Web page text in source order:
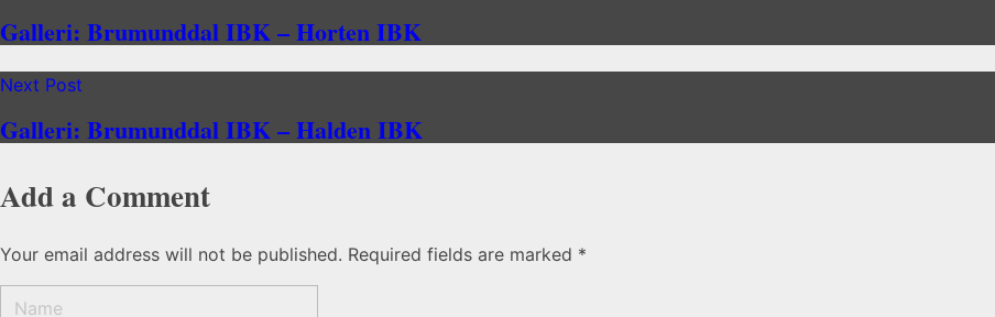
Galleri: Brumunddal IBK – Horten IBK
Next Post
Galleri: Brumunddal IBK – Halden IBK
Add a Comment
Your email address will not be published. Required fields are marked *